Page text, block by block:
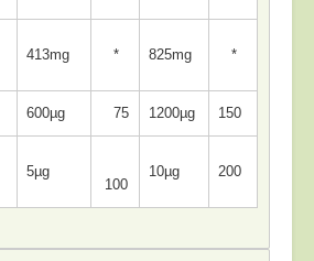
413mg * 825mg *
600µg 75 1200µg 150
5µg
100
10µg 200